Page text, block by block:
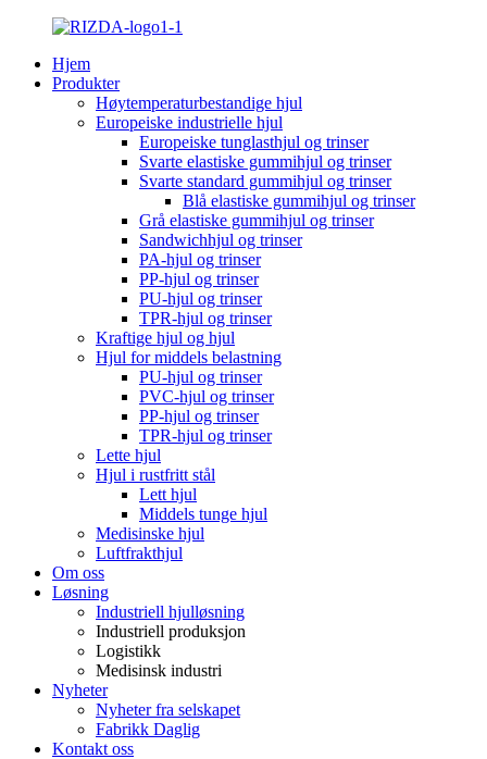
Hjem
Produkter
Høytemperaturbestandige hjul
Europeiske industrielle hjul
Europeiske tunglasthjul og trinser
Svarte elastiske gummihjul og trinser
Svarte standard gummihjul og trinser
Blå elastiske gummihjul og trinser
Grå elastiske gummihjul og trinser
Sandwichhjul og trinser
PA-hjul og trinser
PP-hjul og trinser
PU-hjul og trinser
TPR-hjul og trinser
Kraftige hjul og hjul
Hjul for middels belastning
PU-hjul og trinser
PVC-hjul og trinser
PP-hjul og trinser
TPR-hjul og trinser
Lette hjul
Hjul i rustfritt stål
Lett hjul
Middels tunge hjul
Medisinske hjul
Luftfrakthjul
Om oss
Løsning
Industriell hjulløsning
Industriell produksjon
Logistikk
Medisinsk industri
Nyheter
Nyheter fra selskapet
Fabrikk Daglig
Kontakt oss